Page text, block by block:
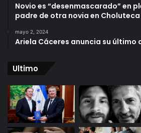
Novio es “desenmascarado” en
padre de otra novia en Choluteca
mayo 2, 2024
Ariela Cáceres anuncia su último
Ultimo